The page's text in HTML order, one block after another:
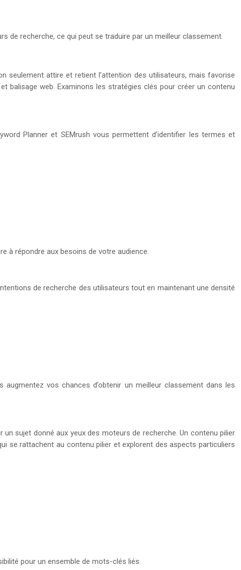
de recherche, ce qui peut se traduire par un meilleur classement.
seulement attire et retient l’attention des utilisateurs, mais favorise
balisage web. Examinons les stratégies clés pour créer un contenu
Planner et SEMrush vous permettent d’identifier les termes et
à répondre aux besoins de votre audience.
de recherche des utilisateurs tout en maintenant une densité
vos chances d’obtenir un meilleur classement dans les
sujet donné aux yeux des moteurs de recherche. Un contenu pilier
se rattachent au contenu pilier et explorent des aspects particuliers
pour un ensemble de mots-clés liés.